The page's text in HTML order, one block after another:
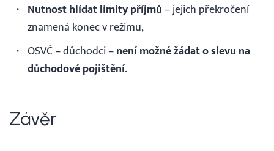
Nutnost hlídat limity příjmů – jejich překročení
znamená konec v režimu,
OSVČ – důchodci –není možné žádat o slevu na
důchodové pojištění.
Závěr